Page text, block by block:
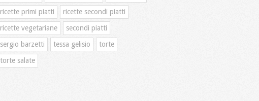
ricette primi piatti
ricette secondi piatti
ricette vegetariane
secondi piatti
sergio barzetti
tessa gelisio
torte
torte salate